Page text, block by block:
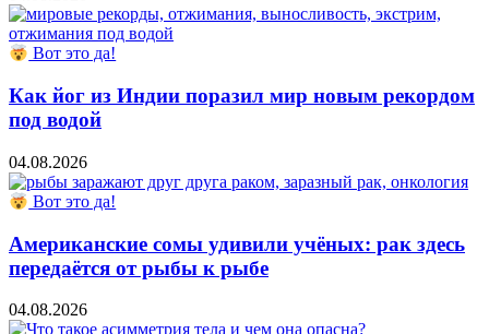
Вот это да!
Как йог из Индии поразил мир новым рекордом
под водой
04.08.2026
Вот это да!
Американские сомы удивили учёных: рак здесь
передаётся от рыбы к рыбе
04.08.2026